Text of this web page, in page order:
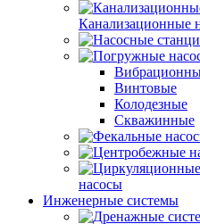
Канализационные
Винтовые
Колодезные
Скважинные
насосы
Инженерные системы